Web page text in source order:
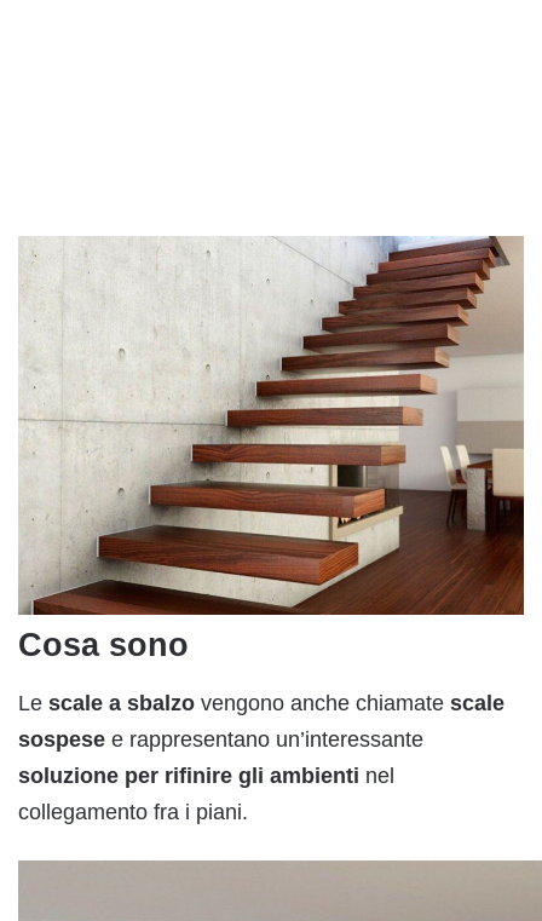
Cosa sono
Le scale a sbalzo vengono anche chiamate scale
sospese e rappresentano un’interessante
soluzione per rifinire gli ambienti nel
collegamento fra i piani.